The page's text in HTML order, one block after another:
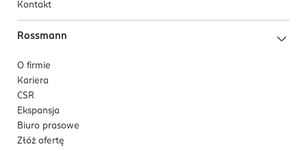
Kontakt
Rossmann
O firmie
Kariera
CSR
Ekspansja
Biuro prasowe
Złóż ofertę